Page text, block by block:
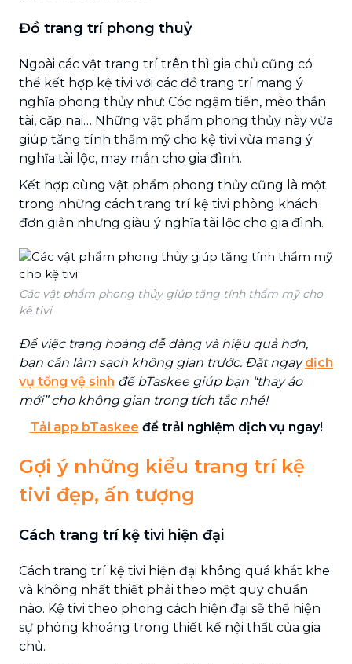
Đồ trang trí phong thuỷ
Ngoài các vật trang trí trên thì gia chủ cũng có
thể kết hợp kệ tivi với các đồ trang trí mang ý
nghĩa phong thủy như: Cóc ngậm tiền, mèo thần
tài, cặp nai… Những vật phẩm phong thủy này vừa
giúp tăng tính thẩm mỹ cho kệ tivi vừa mang ý
nghĩa tài lộc, may mắn cho gia đình.
Kết hợp cùng vật phẩm phong thủy cũng là một
trong những cách trang trí kệ tivi phòng khách
đơn giản nhưng giàu ý nghĩa tài lộc cho gia đình.
Các vật phẩm phong thủy giúp tăng tính thẩm mỹ cho
kệ tivi
Để việc trang hoàng dễ dàng và hiệu quả hơn,
bạn cần làm sạch không gian trước. Đặt ngaydịch
vụ tổng vệ sinh để bTaskee giúp bạn “thay áo
mới” cho không gian trong tích tắc nhé!
Tải app bTaskee để trải nghiệm dịch vụ ngay!
Gợi ý những kiểu trang trí kệ
tivi đẹp, ấn tượng
Cách trang trí kệ tivi hiện đại
Cách trang trí kệ tivi hiện đại không quá khắt khe
và không nhất thiết phải theo một quy chuẩn
nào. Kệ tivi theo phong cách hiện đại sẽ thể hiện
sự phóng khoáng trong thiết kế nội thất của gia
chủ.